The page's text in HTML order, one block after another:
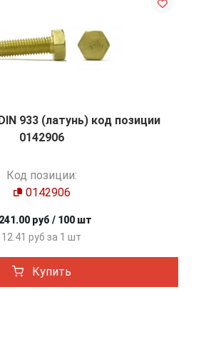
933 (латунь) код позиции
0142906
Код позиции:
0142906
руб / 100 шт
12.41 руб за 1 шт
Купить